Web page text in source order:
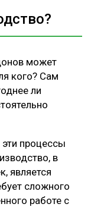
может
кого? Сам
ли
процессы
в
является
сложного
работе с